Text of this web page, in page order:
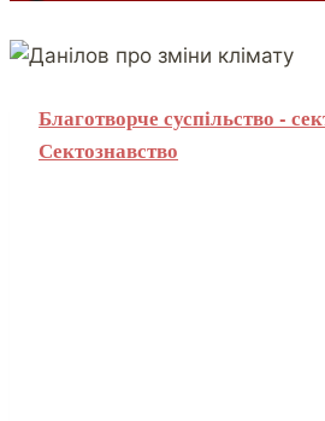
Благотворче суспільство -
Сектознавство